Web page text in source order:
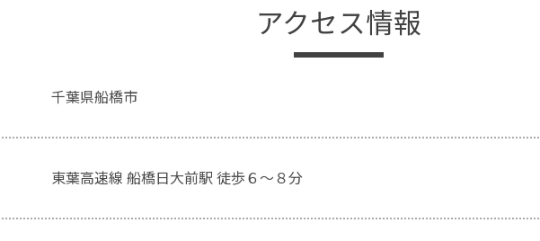
アクセス情報
千葉県船橋市
東葉高速線 船橋日大前駅 徒歩６～８分